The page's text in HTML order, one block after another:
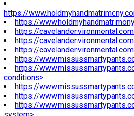
https://
https://
https://
https://
https://
https://
https://
conditions>
https://
https://
https://